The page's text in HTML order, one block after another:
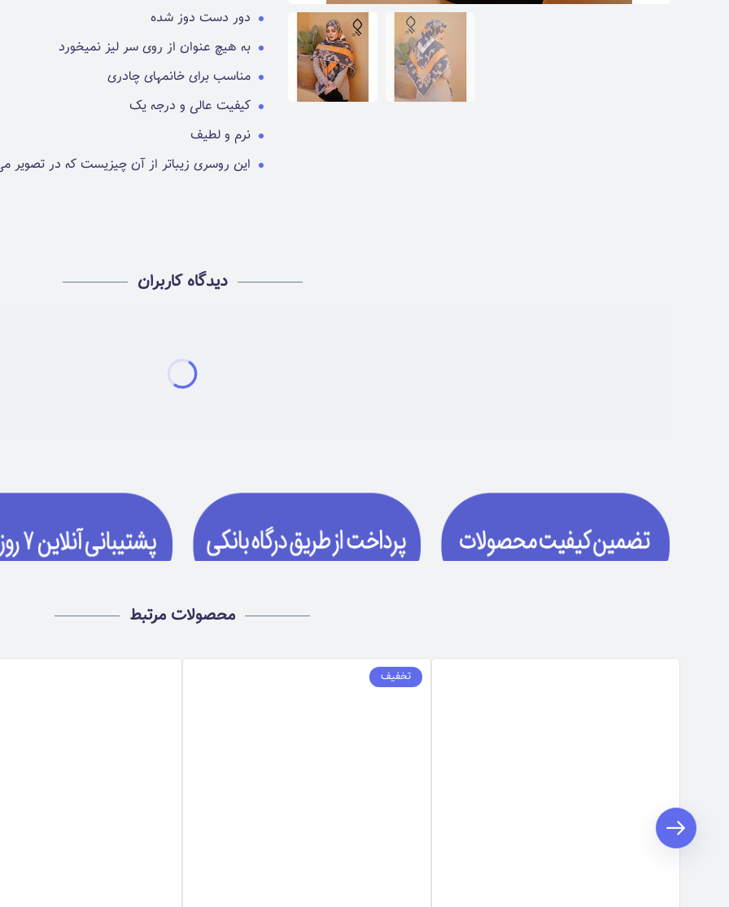
دور دست دوز شده
به هیچ عنوان از روی سر لیز نمیخورد
مناسب برای خانمهای چادری
کیفیت عالی و درجه یک
نرم و لطیف
این روسری زیباتر از آن چیزیست که در تصویر
دیدگاه کاربران
محصولات مرتبط
تخفیف